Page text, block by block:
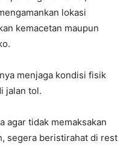
lokasi
kemacetan maupun
menjaga kondisi fisik
jalan tol.
agar tidak memaksakan
segera beristirahat di rest